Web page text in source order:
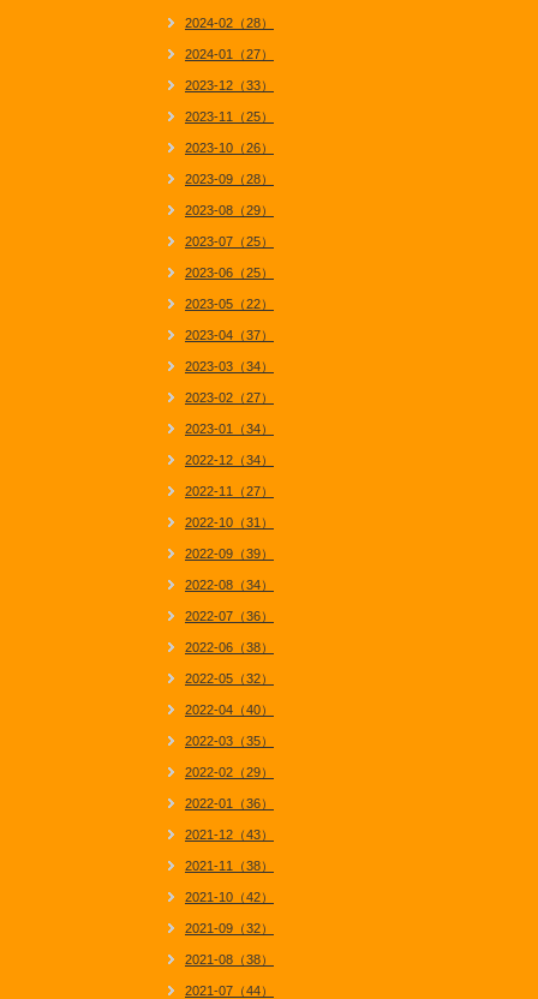
2024-02（28）
2024-01（27）
2023-12（33）
2023-11（25）
2023-10（26）
2023-09（28）
2023-08（29）
2023-07（25）
2023-06（25）
2023-05（22）
2023-04（37）
2023-03（34）
2023-02（27）
2023-01（34）
2022-12（34）
2022-11（27）
2022-10（31）
2022-09（39）
2022-08（34）
2022-07（36）
2022-06（38）
2022-05（32）
2022-04（40）
2022-03（35）
2022-02（29）
2022-01（36）
2021-12（43）
2021-11（38）
2021-10（42）
2021-09（32）
2021-08（38）
2021-07（44）